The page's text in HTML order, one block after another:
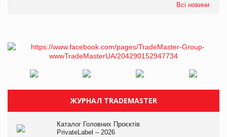
Всі новини
ЖУРНАЛ TRADEMASTER
Каталог Головних Проєктів
PrivateLabel – 2026